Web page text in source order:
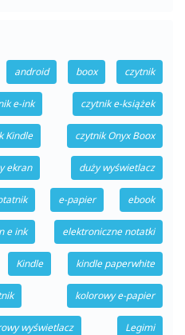
android boox czytnik
e-ink czytnik e-książek
Kindle czytnik Onyx Boox
ekran duży wyświetlacz
e-papier ebook
e ink elektroniczne notatki
Kindle kindle paperwhite
kolorowy e-papier
wyświetlacz Legimi